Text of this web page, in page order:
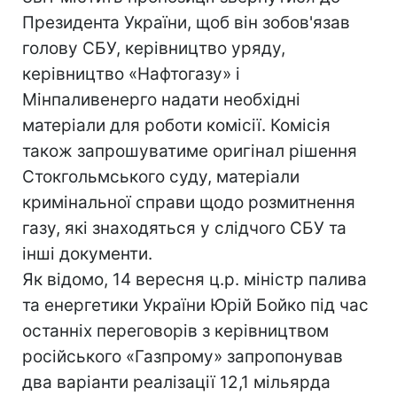
Президента України, щоб він зобов'язав
голову СБУ, керівництво уряду,
керівництво «Нафтогазу» і
Мінпаливенерго надати необхідні
матеріали для роботи комісії. Комісія
також запрошуватиме оригінал рішення
Стокгольмського суду, матеріали
кримінальної справи щодо розмитнення
газу, які знаходяться у слідчого СБУ та
інші документи.
Як відомо, 14 вересня ц.р. міністр палива
та енергетики України Юрій Бойко під час
останніх переговорів з керівництвом
російського «Газпрому» запропонував
два варіанти реалізації 12,1 мільярда